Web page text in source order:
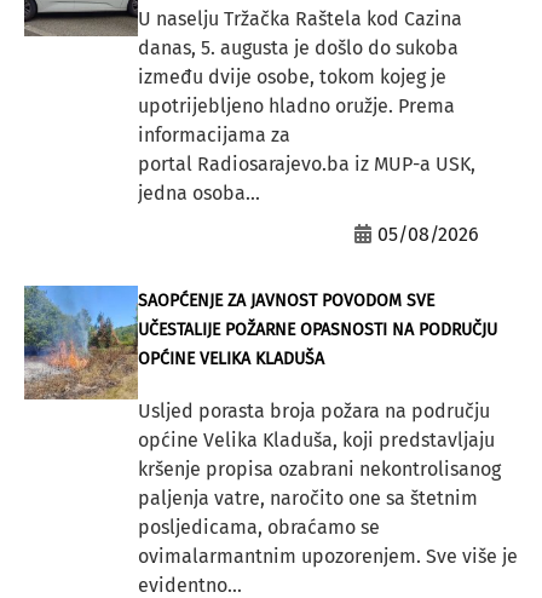
U naselju Tržačka Raštela kod Cazina
danas, 5. augusta je došlo do sukoba
između dvije osobe, tokom kojeg je
upotrijebljeno hladno oružje. Prema
informacijama za
portal Radiosarajevo.ba iz MUP-a USK,
jedna osoba...
05/08/2026
SAOPĆENJE ZA JAVNOST POVODOM SVE
UČESTALIJE POŽARNE OPASNOSTI NA PODRUČJU
OPĆINE VELIKA KLADUŠA
Usljed porasta broja požara na području
općine Velika Kladuša, koji predstavljaju
kršenje propisa ozabrani nekontrolisanog
paljenja vatre, naročito one sa štetnim
posljedicama, obraćamo se
ovimalarmantnim upozorenjem. Sve više je
evidentno...